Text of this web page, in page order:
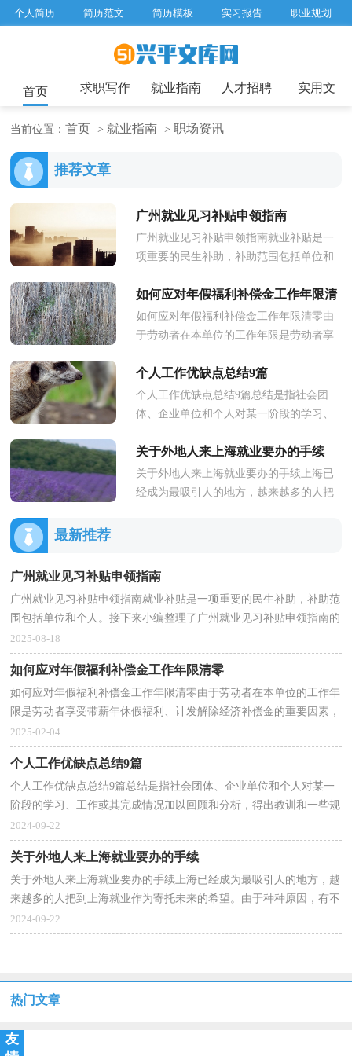
个人简历 简历范文 简历模板 实习报告 职业规划
工作总结 辞职报告
首页 求职写作 就业指南 人才招聘 实用文
当前位置：首页 >就业指南 >职场资讯
推荐文章
广州就业见习补贴申领指南
广州就业见习补贴申领指南就业补贴是一
项重要的民生补助，补助范围包括单位和
贴申领指南的相关内容，文章...
如何应对年假福利补偿金工作年限清
零
如何应对年假福利补偿金工作年限清零由
于劳动者在本单位的工作年限是劳动者享
的重要因素，为防止劳动者...
个人工作优缺点总结9篇
个人工作优缺点总结9篇总结是指社会团
体、企业单位和个人对某一阶段的学习、
教训和一些规律性认识的一...
关于外地人来上海就业要办的手续
关于外地人来上海就业要办的手续上海已
经成为最吸引人的地方，越来越多的人把
最新推荐
广州就业见习补贴申领指南
广州就业见习补贴申领指南就业补贴是一项重要的民生补助，补助范
围包括单位和个人。接下来小编整理了广州就业见习补贴申领指南的
相关内容，文章希望大家喜欢！一、补贴对象：符合条...
2025-08-18
如何应对年假福利补偿金工作年限清零
如何应对年假福利补偿金工作年限清零由于劳动者在本单位的工作年
限是劳动者享受带薪年休假福利、计发解除经济补偿金的重要因素，
为防止劳动者工作年限过长导致相应补偿金额过...
2025-02-04
个人工作优缺点总结9篇
个人工作优缺点总结9篇总结是指社会团体、企业单位和个人对某一
阶段的学习、工作或其完成情况加以回顾和分析，得出教训和一些规
律性认识的一种书面材料，它可以促使我们思考，让...
2024-09-22
关于外地人来上海就业要办的手续
关于外地人来上海就业要办的手续上海已经成为最吸引人的地方，越
来越多的人把到上海就业作为寄托未来的希望。由于种种原因，有不
少外地人虽然在上海找到了工作，但户口却不能或暂...
2024-09-22
热门文章
友